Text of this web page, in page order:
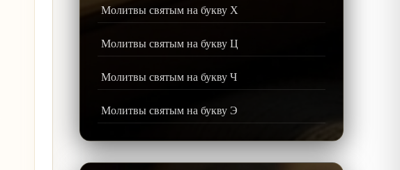
Молитвы святым на букву Х
Молитвы святым на букву Ц
Молитвы святым на букву Ч
Молитвы святым на букву Э